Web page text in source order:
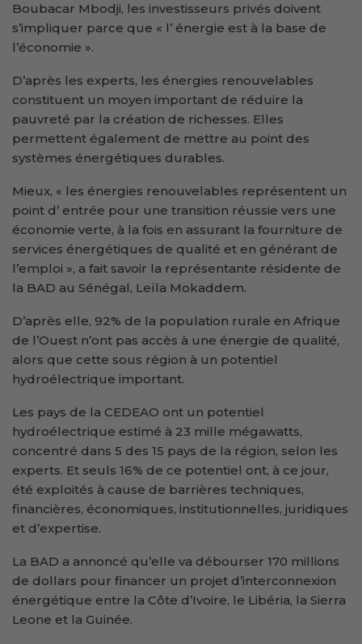
Boubacar Mbodji, les investisseurs privés doivent
s’impliquer parce que « l’ énergie est à la base de
l’économie ».
D’après les experts, les énergies renouvelables
constituent un moyen important de réduire la
pauvreté par la création de richesses. Elles
permettent également de mettre au point des
systèmes énergétiques durables.
Mieux, « les énergies renouvelables représentent un
point d’ entrée pour une transition réussie vers une
économie verte, à la fois en assurant la fourniture de
services énergétiques de qualité et en générant de
l’emploi », a fait savoir la représentante résidente de
la BAD au Sénégal, Leïla Mokaddem.
D’après elle, 92% de la population rurale en Afrique
de l’Ouest n’ont pas accès à une énergie de qualité,
alors que cette sous région à un potentiel
hydroélectrique important.
Les pays de la CEDEAO ont un potentiel
hydroélectrique estimé à 23 mille mégawatts,
concentré dans 5 des 15 pays de la région, selon les
experts. Et seuls 16% de ce potentiel ont, à ce jour,
été exploités à cause de barrières techniques,
financières, économiques, institutionnelles, juridiques
et d’expertise.
La BAD a annoncé qu’elle va débourser 170 millions
de dollars pour financer un projet d’interconnexion
énergétique entre la Côte d’Ivoire, le Libéria, la Sierra
Leone et la Guinée.